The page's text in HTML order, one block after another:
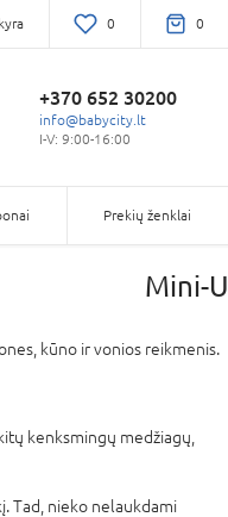
0 0
+370 652 30200
info@babycity.lt
I-V: 9:00-16:00
Prekių ženklai
Mini-U
kūno ir vonios reikmenis.
kenksmingų medžiagų,
Tad, nieko nelaukdami